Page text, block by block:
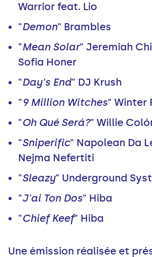
Warrior feat. Lio
"Demon" Brambles
"Mean Solar" Jeremiah
Sofia Honer
"Day's End" DJ Krush
"9 Million Witches" Winter
"Oh Qué Será?" Willie
"Sniperific" Napolean Da
Nejma Nefertiti
"Sleazy" Underground
"J'ai Ton Dos" Hiba
"Chief Keef" Hiba
Une émission réalisée et